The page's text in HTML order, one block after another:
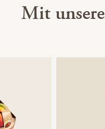
Mit